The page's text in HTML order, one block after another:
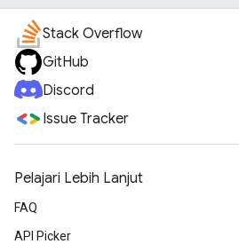
Stack Overflow
GitHub
Discord
Issue Tracker
Pelajari Lebih Lanjut
FAQ
API Picker